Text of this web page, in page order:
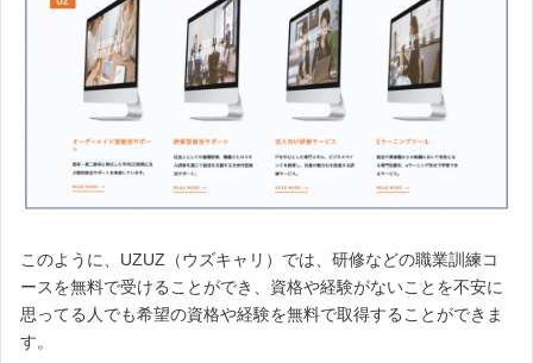
このように、UZUZ（ウズキャリ）では、研修などの職業訓練コ
ースを無料で受けることができ、資格や経験がないことを不安に
思ってる人でも希望の資格や経験を無料で取得することができま
す。